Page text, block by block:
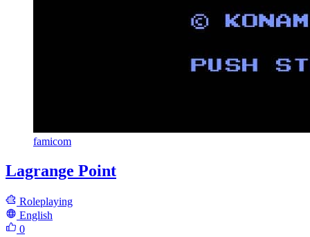
famicom
Lagrange Point
Roleplaying
English
0